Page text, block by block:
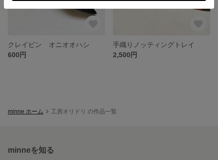
クレイピン オニオオハシ
600円
手織りノッティングトレイ
2,500円
minne ホーム 工房オリドリ の作品一覧
minneを知る